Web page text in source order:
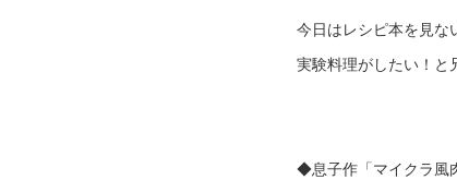
今日はレシピ本を見な
実験料理がしたい！と
◆息子作「マイクラ風